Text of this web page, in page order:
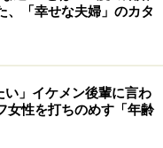
職が決まるまで経済
とめられるのであれ
いえるでしょう。
は危険信号。
、「幸せな夫婦」のカタ
い」イケメン後輩に言わ
女性を打ちのめす「年齢